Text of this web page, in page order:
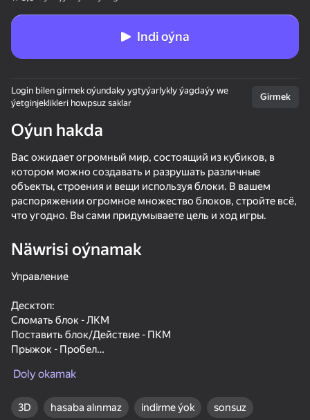
Bu oýun diňe peýza
ugry goldaýar
Parkour Online
BlockCraft
SkyWars Online
Indi oýna
Login bilen girmek oýundaky ygtyýarlykly ýagdaýy we
ýetginjeklikleri howpsuz saklar
Girmek
Oýun hakda
Вас ожидает огромный мир, состоящий из кубиков, в
котором можно создавать и разрушать различные
объекты, строения и вещи используя блоки. В вашем
распоряжении огромное множество блоков, стройте всё,
что угодно. Вы сами придумываете цель и ход игры.
Näwrisi oýnamak
Управление
Десктоп:
Сломать блок - ЛКМ
Поставить блок/Действие - ПКМ
Прыжок - Пробел
Полёт - F
Doly okamak
3D hasaba alınmaz indirme ýok sonsuz